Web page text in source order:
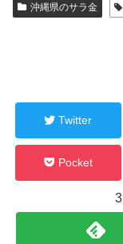
沖縄県のサラ金
Twitter
Pocket